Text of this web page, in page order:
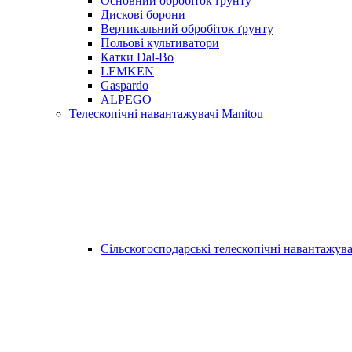
Дискові борони
Вертикальний обробіток ґрунту
Польові культиватори
Катки Dal-Bo
LEMKEN
Gaspardo
ALPEGO
Телескопічні навантажувачі Manitou
Сільскогосподарські телескопічні